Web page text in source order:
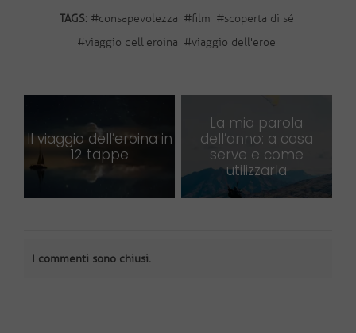
TAGS: #consapevolezza #film #scoperta di sé
#viaggio dell'eroina #viaggio dell'eroe
La mia parola
dell’anno: a cosa
serve e come
utilizzarla
Il viaggio dell’eroina in
12 tappe
I commenti sono chiusi.